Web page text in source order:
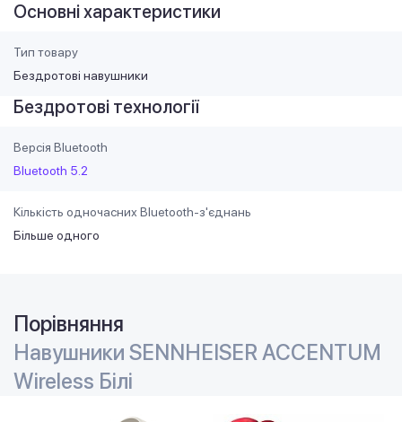
Основні характеристики
Тип товару
Бездротові навушники
Бездротові технології
Версія Bluetooth
Bluetooth 5.2
Кількість одночасних Bluetooth-з'єднань
Більше одного
Порівняння
Навушники SENNHEISER ACCENTUM
Wireless Білі